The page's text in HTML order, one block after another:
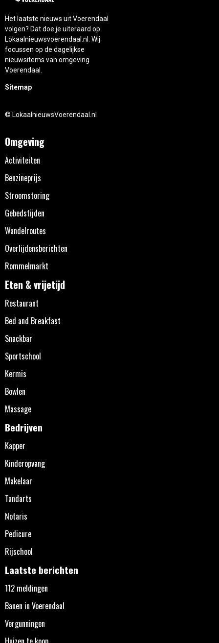
Het laatste nieuws uit Voerendaal
volgen? Dat doe je uiteraard op
Lokaalnieuwsvoerendaal.nl. Wij
focussen op de dagelijkse
nieuwsitems van omgeving
Voerendaal.
Sitemap
© LokaalnieuwsVoerendaal.nl
Omgeving
Activiteiten
Benzineprijs
Stroomstoring
Gebedstijden
Wandelroutes
Overlijdensberichten
Rommelmarkt
Eten & vrijetijd
Restaurant
Bed and Breakfast
Snackbar
Sportschool
Kermis
Bowlen
Massage
Bedrijven
Kapper
Kinderopvang
Makelaar
Tandarts
Notaris
Pedicure
Rijschool
Laatste berichten
112 meldingen
Banen in Voerendaal
Vergunningen